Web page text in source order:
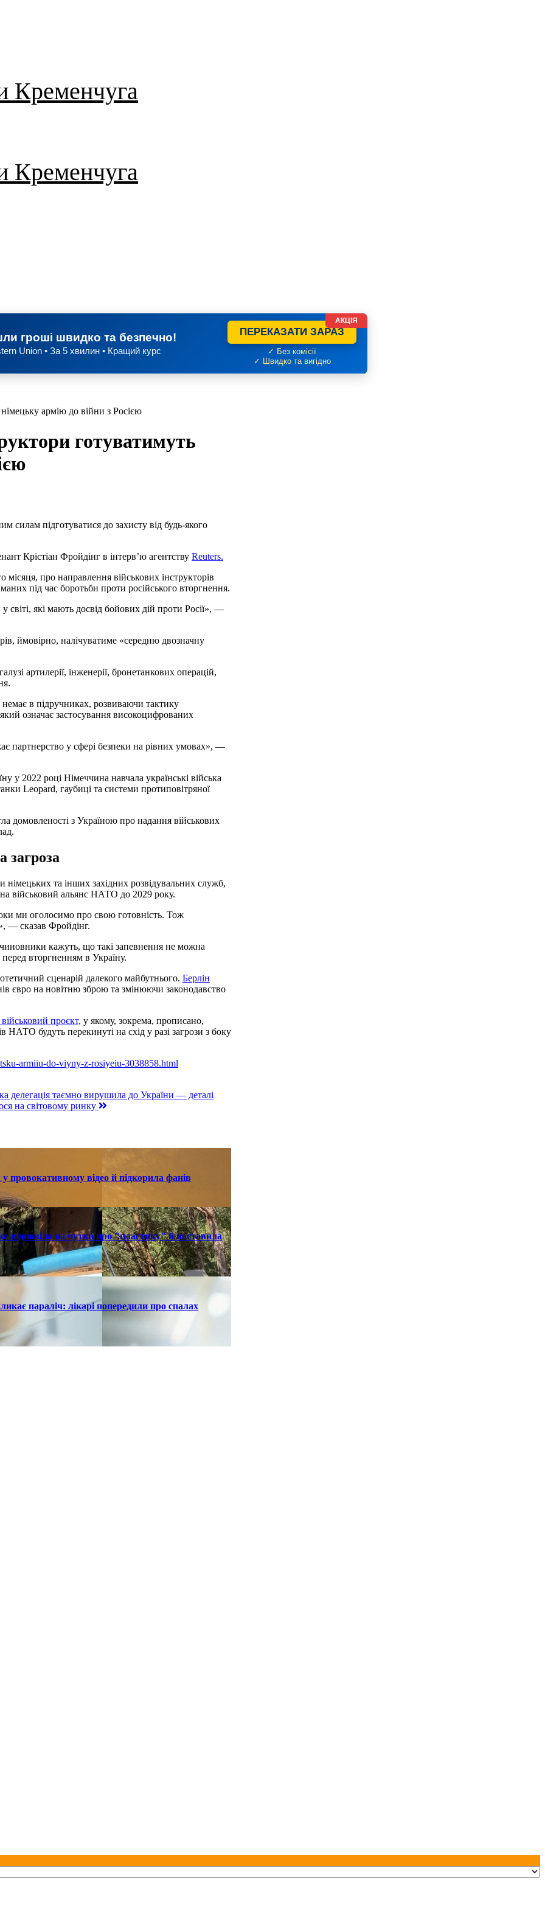
Кременчуга
Кременчуга
гроші швидко та безпечно!
Union • За 5 хвилин • Кращий курс
ПЕРЕКАЗАТИ ЗАРАЗ
✓ Без комісії
✓ Швидко та вигідно
АКЦІЯ
армію до війни з Росією
готуватимуть
Крістіан Фройдінг в інтерв’ю агентству Reuters.
про направлення військових інструкторів
під час боротьби проти російського вторгнення.
світі, які мають досвід бойових дій проти Росії», —
ймовірно, налічуватиме «середню двозначну
артилерії, інженерії, бронетанкових операцій,
в підручниках, розвиваючи тактику
означає застосування високоцифрованих
партнерство у сфері безпеки на рівних умовах», —
у 2022 році Німеччина навчала українські війська
Leopard, гаубиці та системи протиповітряної
домовленості з Україною про надання військових
загроза
та інших західних розвідувальних служб,
військовий альянс НАТО до 2029 року.
ми оголосимо про свою готовність. Тож
— сказав Фройдінг.
кажуть, що такі запевнення не можна
вторгненням в Україну.
сценарій далекого майбутнього. Берлін
євро на новітню зброю та змінюючи законодавство
проєкт, у якому, зокрема, прописано,
будуть перекинуті на схід у разі загрози з боку
armiiu-do-viyny-z-rosiyeiu-3038858.html
делегація таємно вирушила до України — деталі
на світовому ринку
провокативному відео й підкорила фанів
відповіла на чутки про "пластику" й поставила
параліч: лікарі попередили про спалах